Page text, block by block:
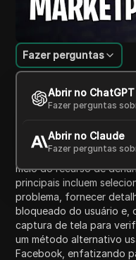
Introdução ao
Fazer perguntas
Abrir no ChatGPT
Fazer perguntas
Abrir no Claude
Fazer perguntas
Neste tutorial em vídeo,
processo de
apresentador descreve
começando com o login
o menu de ajuda e
meio do recurso de
principais incluem
problema, fornecer
bloqueado do usuário e,
captura de tela para
um método alternativo
Facebook, enfatizando